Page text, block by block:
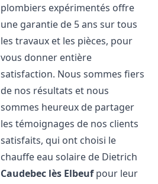
plombiers expérimentés offre
une garantie de 5 ans sur tous
les travaux et les pièces, pour
vous donner entière
satisfaction. Nous sommes fiers
de nos résultats et nous
sommes heureux de partager
les témoignages de nos clients
satisfaits, qui ont choisi le
chauffe eau solaire de Dietrich
Caudebec lès Elbeufpour leur